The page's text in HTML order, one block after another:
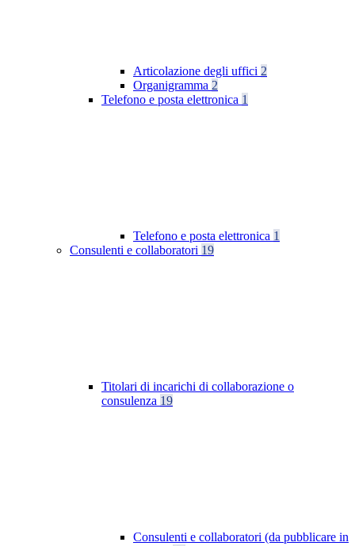
Articolazione degli uffici 2
Organigramma 2
Telefono e posta elettronica 1
Telefono e posta elettronica 1
Consulenti e collaboratori 19
Titolari di incarichi di collaborazione o
consulenza 19
Consulenti e collaboratori (da pubblicare in